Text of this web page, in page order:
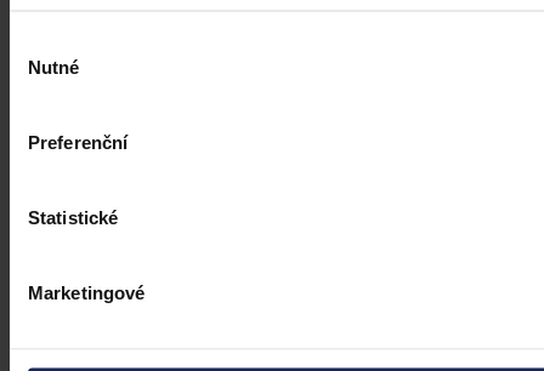
souhlasu
Nutné
Preferenční
Statistické
Marketingové